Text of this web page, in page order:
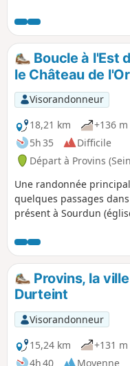
l'étape est courte, il est
une petite boucle dans
découvrir son riche
Boucle à l'Est
le Château de
Visorandonneur
18,21 km
+136 m
5h 35
Difficile
Départ à Provins
Une randonnée
quelques passages
présent à Sourdun
Collégiale Saint-Quiriace
Provins, la
Durteint
Visorandonneur
15,24 km
+131 m
4h 40
Moyenne